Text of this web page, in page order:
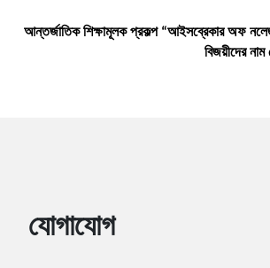
আন্তর্জাতিক শিক্ষামূলক প্রকল্প “আইসব্রেকার অফ
বিজয়ীদের
যোগাযোগ